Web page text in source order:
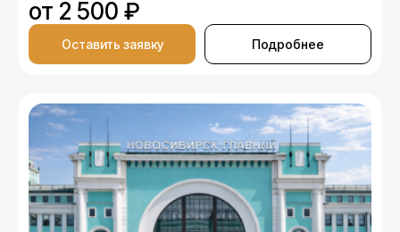
от 2 500 ₽
Оставить заявку Подробнее